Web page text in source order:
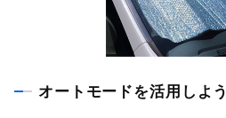
オートモードを活用しよう